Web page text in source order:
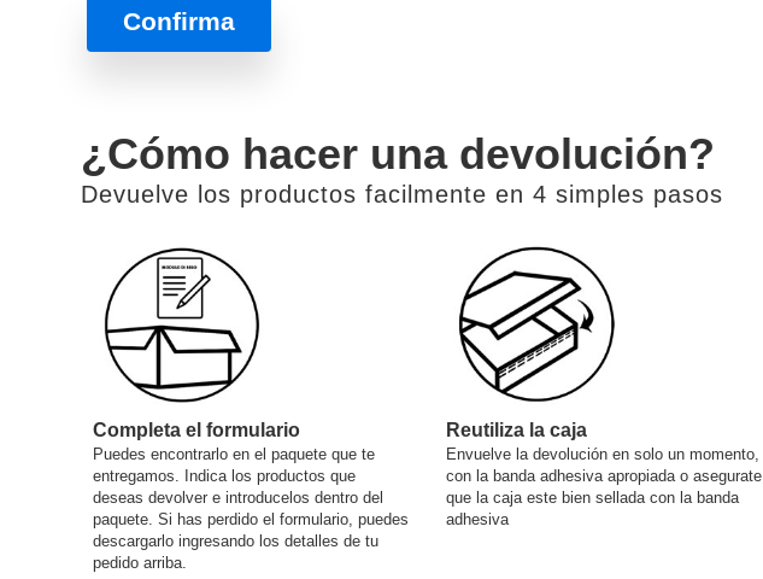
Confirma
¿Cómo hacer una devolución?
Devuelve los productos facilmente en 4 simples pasos
Completa el formulario
Puedes encontrarlo en el paquete que te
entregamos. Indica los productos que
deseas devolver e introducelos dentro del
paquete. Si has perdido el formulario, puedes
descargarlo ingresando los detalles de tu
pedido arriba.
Reutiliza la caja
Envuelve la devolución en solo un momento,
con la banda adhesiva apropiada o asegurate
que la caja este bien sellada con la banda
adhesiva